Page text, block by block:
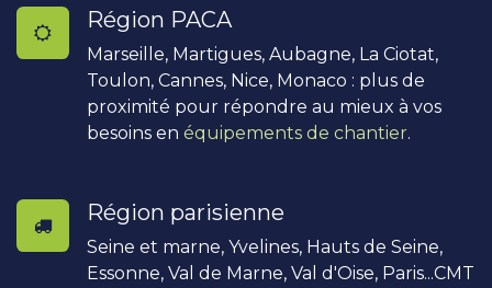
Région PACA
Marseille, Martigues, Aubagne, La Ciotat,
Toulon, Cannes, Nice, Monaco : plus de
proximité pour répondre au mieux à vos
besoins en équipements de chantier.
Région parisienne
Seine et marne, Yvelines, Hauts de Seine,
Essonne, Val de Marne, Val d'Oise, Paris...CMT